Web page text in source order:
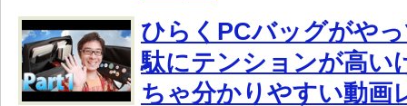
ひらくPCバッグがや
駄にテンションが高い
ちゃ分かりやすい動画